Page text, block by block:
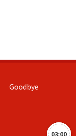
03:00
Goodbye